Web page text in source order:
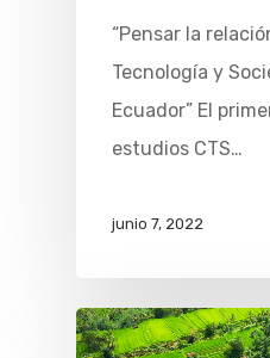
“Pensar la
Tecnología y
Ecuador” El
estudios CTS…
junio 7, 2022